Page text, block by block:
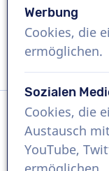
Projekt
Kostenlose
Sprache
Malaiisch
Werbung
Cookies, die
ermöglichen.
Sozialen
Cookies, die
Austausch
YouTube,